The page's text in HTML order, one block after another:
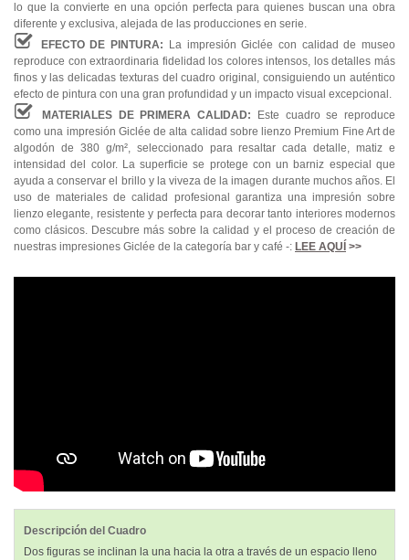
lo que la convierte en una opción perfecta para quienes buscan una obra
diferente y exclusiva, alejada de las producciones en serie.
EFECTO DE PINTURA: La impresión Giclée con calidad de museo
reproduce con extraordinaria fidelidad los colores intensos, los detalles más
finos y las delicadas texturas del cuadro original, consiguiendo un auténtico
efecto de pintura con una gran profundidad y un impacto visual excepcional.
MATERIALES DE PRIMERA CALIDAD: Este cuadro se reproduce
como una impresión Giclée de alta calidad sobre lienzo Premium Fine Art de
algodón de 380 g/m², seleccionado para resaltar cada detalle, matiz e
intensidad del color. La superficie se protege con un barniz especial que
ayuda a conservar el brillo y la viveza de la imagen durante muchos años. El
uso de materiales de calidad profesional garantiza una impresión sobre
lienzo elegante, resistente y perfecta para decorar tanto interiores modernos
como clásicos. Descubre más sobre la calidad y el proceso de creación de
nuestras impresiones Giclée de la categoría bar y café -: LEE AQUÍ >>
Descripción del Cuadro
Dos figuras se inclinan la una hacia la otra a través de un espacio lleno